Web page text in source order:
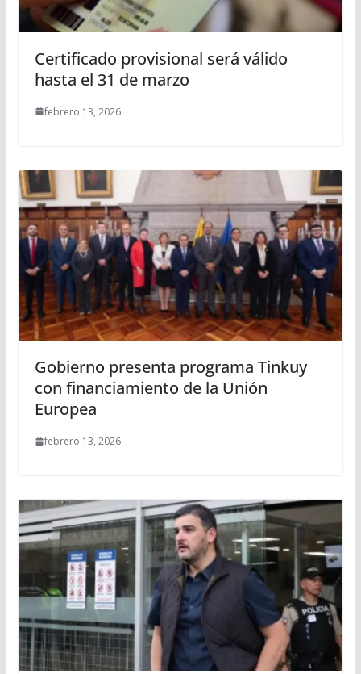
Certificado provisional será válido
hasta el 31 de marzo
febrero 13, 2026
Gobierno presenta programa Tinkuy
con financiamiento de la Unión
Europea
febrero 13, 2026